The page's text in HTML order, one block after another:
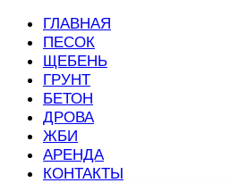
ГЛАВНАЯ
ПЕСОК
ЩЕБЕНЬ
ГРУНТ
БЕТОН
ДРОВА
ЖБИ
АРЕНДА
КОНТАКТЫ